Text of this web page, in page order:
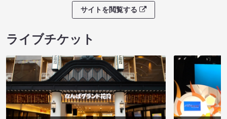
サイトを閲覧する
ライブチケット